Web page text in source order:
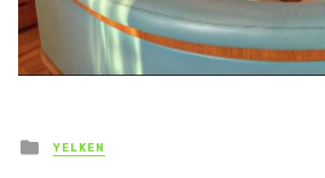
Posted
in
YELKEN